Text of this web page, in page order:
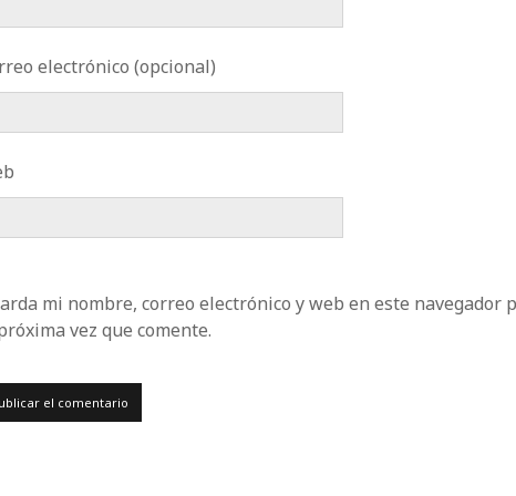
electrónico (opcional)
mi nombre, correo electrónico y web en este navegador
vez que comente.